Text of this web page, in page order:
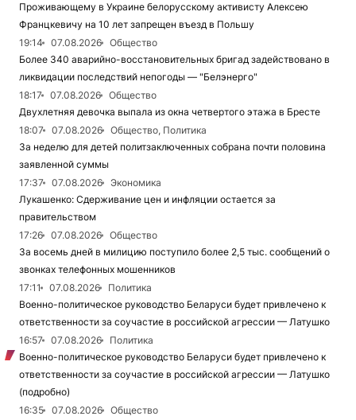
Проживающему в Украине белорусскому активисту Алексею
Францкевичу на 10 лет запрещен въезд в Польшу
19:14
07.08.2026
Общество
Более 340 аварийно-восстановительных бригад задействовано в
ликвидации последствий непогоды — "Белэнерго"
18:17
07.08.2026
Общество
Двухлетняя девочка выпала из окна четвертого этажа в Бресте
18:07
07.08.2026
Общество, Политика
За неделю для детей политзаключенных собрана почти половина
заявленной суммы
17:37
07.08.2026
Экономика
Лукашенко: Сдерживание цен и инфляции остается за
правительством
17:26
07.08.2026
Общество
За восемь дней в милицию поступило более 2,5 тыс. сообщений о
звонках телефонных мошенников
17:11
07.08.2026
Политика
Военно-политическое руководство Беларуси будет привлечено к
ответственности за соучастие в российской агрессии — Латушко
16:57
07.08.2026
Политика
Военно-политическое руководство Беларуси будет привлечено к
ответственности за соучастие в российской агрессии — Латушко
(подробно)
16:35
07.08.2026
Общество